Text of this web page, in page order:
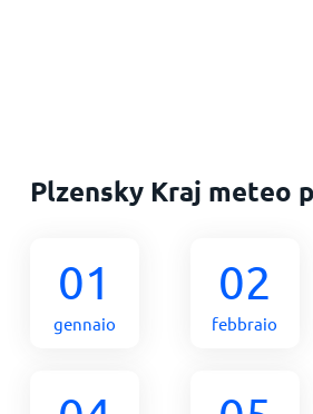
Plzensky Kraj meteo
01
gennaio
02
febbraio